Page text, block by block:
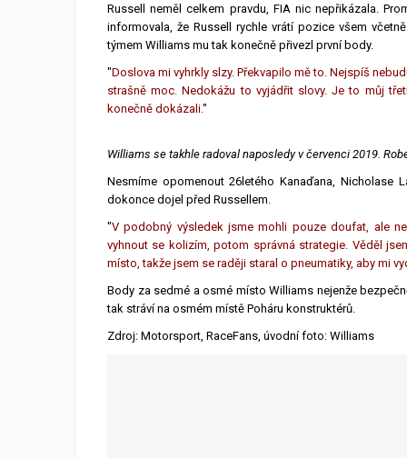
Russell neměl celkem pravdu, FIA nic nepřikázala.
informovala, že Russell rychle vrátí pozice všem
týmem Williams mu tak konečně přivezl první body.
"Doslova mi vyhrkly slzy. Překvapilo mě to. Nejspíš
strašně moc. Nedokážu to vyjádřit slovy. Je to můj
konečně dokázali."
Williams se takhle radoval naposledy v červenci 2019.
Nesmíme opomenout 26letého Kanaďana,
dokonce dojel před Russellem.
"V podobný výsledek jsme mohli pouze doufat, ale
vyhnout se kolizím, potom správná strategie. Věděl
místo, takže jsem se raději staral o pneumatiky, aby mi
Body za sedmé a osmé místo Williams nejenže
tak stráví na osmém místě Poháru konstruktérů.
Zdroj: Motorsport, RaceFans, úvodní foto: Williams